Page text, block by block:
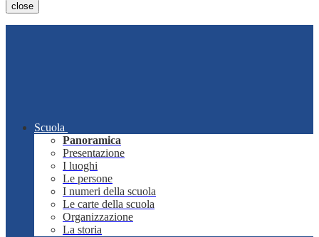
close
Scuola
Panoramica
Presentazione
I luoghi
Le persone
I numeri della scuola
Le carte della scuola
Organizzazione
La storia